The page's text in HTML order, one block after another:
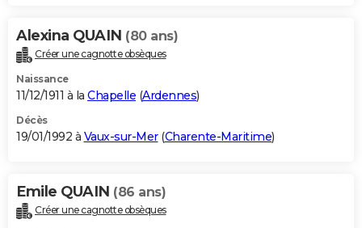
Alexina QUAIN (80 ans)
Créer une cagnotte obsèques
Naissance
11/12/1911 à la Chapelle (Ardennes)
Décès
19/01/1992 à Vaux-sur-Mer(Charente-Maritime)
Emile QUAIN (86 ans)
Créer une cagnotte obsèques